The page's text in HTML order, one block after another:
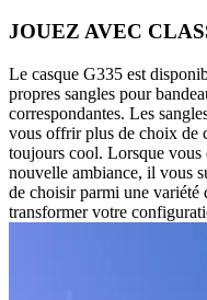
JOUEZ AVEC
Le casque G335 est
propres sangles pour
correspondantes. Les
vous offrir plus de choix de
toujours cool. Lorsque vous
nouvelle ambiance, il vous
de choisir parmi une variété
transformer votre